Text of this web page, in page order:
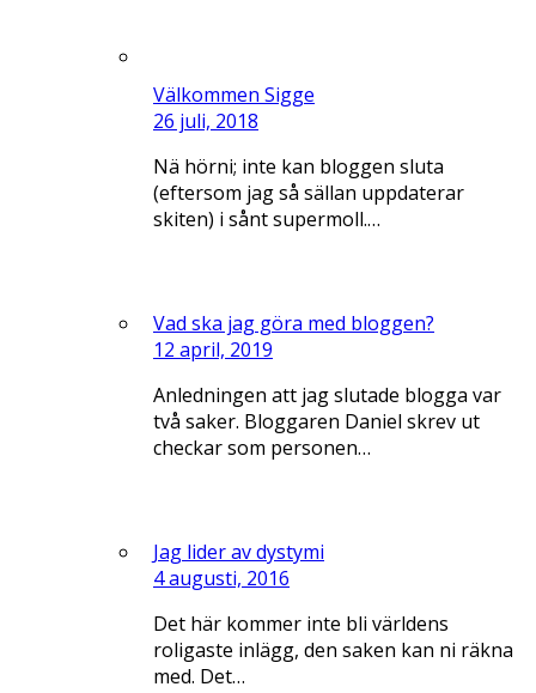
Välkommen Sigge
26 juli, 2018
Nä hörni; inte kan bloggen sluta
(eftersom jag så sällan uppdaterar
skiten) i sånt supermoll.…
Vad ska jag göra med bloggen?
12 april, 2019
Anledningen att jag slutade blogga var
två saker. Bloggaren Daniel skrev ut
checkar som personen…
Jag lider av dystymi
4 augusti, 2016
Det här kommer inte bli världens
roligaste inlägg, den saken kan ni räkna
med. Det…